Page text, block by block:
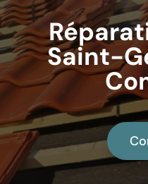
Saint-